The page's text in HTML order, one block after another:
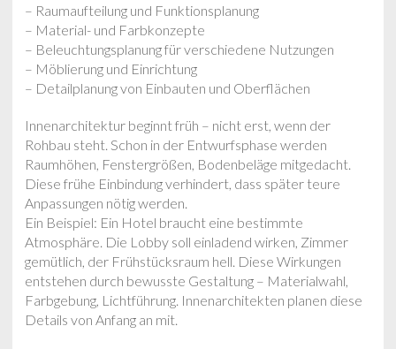
– Raumaufteilung und Funktionsplanung
– Material- und Farbkonzepte
– Beleuchtungsplanung für verschiedene Nutzungen
– Möblierung und Einrichtung
– Detailplanung von Einbauten und Oberflächen
Innenarchitektur beginnt früh – nicht erst, wenn der
Rohbau steht. Schon in der Entwurfsphase werden
Raumhöhen, Fenstergrößen, Bodenbeläge mitgedacht.
Diese frühe Einbindung verhindert, dass später teure
Anpassungen nötig werden.
Ein Beispiel: Ein Hotel braucht eine bestimmte
Atmosphäre. Die Lobby soll einladend wirken, Zimmer
gemütlich, der Frühstücksraum hell. Diese Wirkungen
entstehen durch bewusste Gestaltung – Materialwahl,
Farbgebung, Lichtführung. Innenarchitekten planen diese
Details von Anfang an mit.